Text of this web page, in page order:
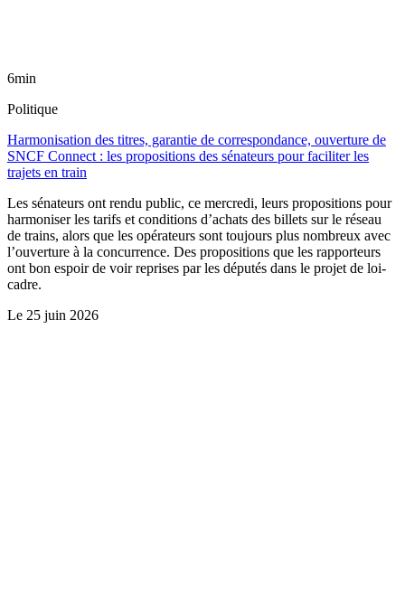
6min
Politique
Harmonisation des titres, garantie de correspondance, ouverture de
SNCF Connect : les propositions des sénateurs pour faciliter les
trajets en train
Les sénateurs ont rendu public, ce mercredi, leurs propositions pour
harmoniser les tarifs et conditions d’achats des billets sur le réseau
de trains, alors que les opérateurs sont toujours plus nombreux avec
l’ouverture à la concurrence. Des propositions que les rapporteurs
ont bon espoir de voir reprises par les députés dans le projet de loi-
cadre.
Le 25 juin 2026